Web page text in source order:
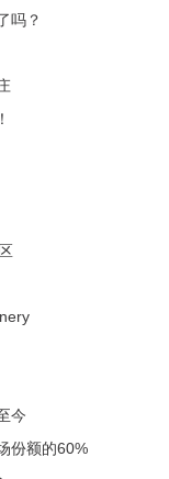
吗？
今
份额的60%